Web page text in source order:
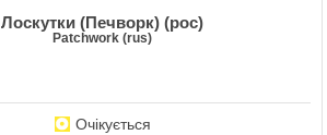
Лоскутки (Печворк) (рос)
Patchwork (rus)
Очікується